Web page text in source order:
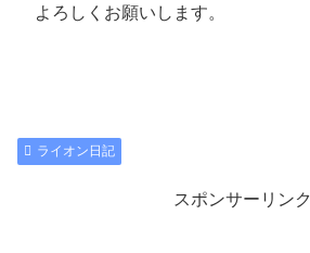
よろしくお願いします。
ライオン日記
スポンサーリンク